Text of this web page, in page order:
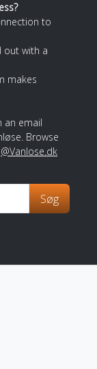
to
out with a
makes
an email
Browse
@Vanlose.dk
Søg